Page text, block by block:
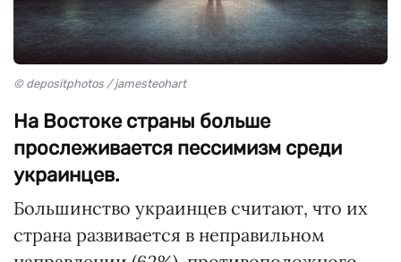
© depositphotos / jamesteohart
На Востоке страны больше
прослеживается пессимизм среди
украинцев.
Большинство украинцев считают, что их
страна развивается в неправильном